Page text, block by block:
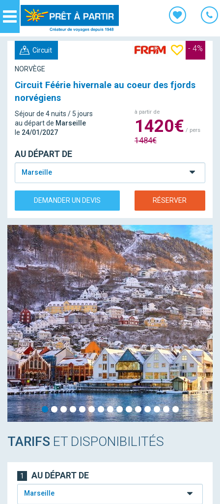
Navigation
Circuit - 4%
NORVÈGE
Circuit Féérie hivernale au coeur des fjords
norvégiens
Séjour de 4 nuits / 5 jours
au départ de Marseille
le 24/01/2027
à partir de
1420€ / pers
1484€
AU DÉPART DE
Marseille
DEMANDER UN DEVIS RÉSERVER
TARIFS ET DISPONIBILITÉS
1 AU DÉPART DE
Marseille
Panneau de gestion des cookies